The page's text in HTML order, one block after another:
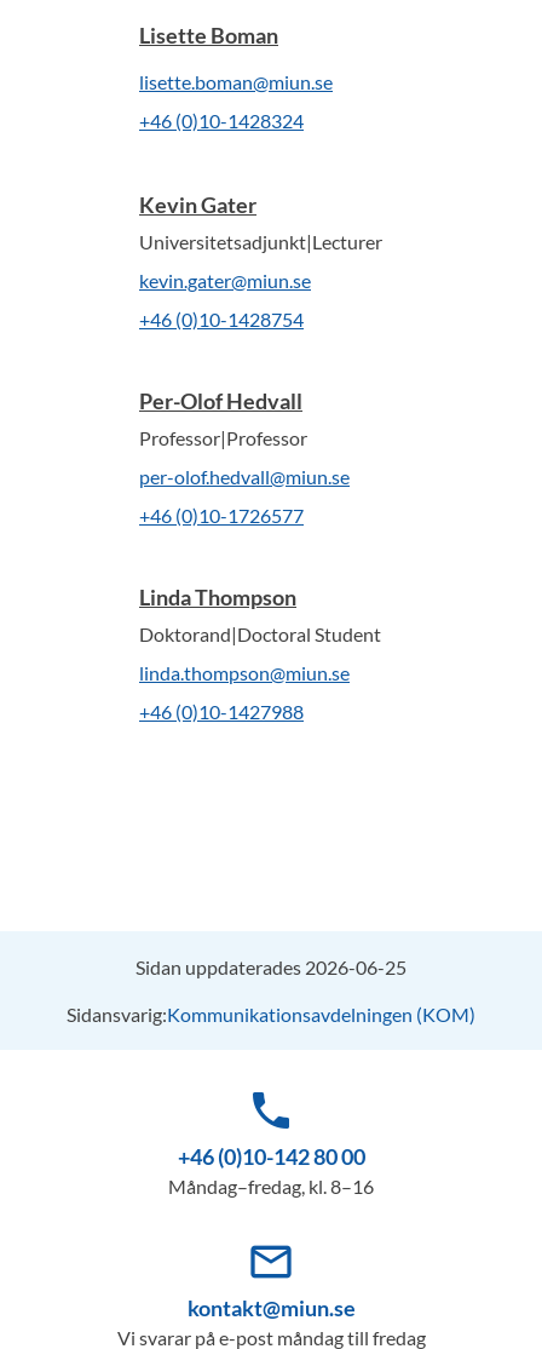
Lisette Boman
lisette.boman@miun.se
+46 (0)10-1428324
Kevin Gater
Universitetsadjunkt|Lecturer
kevin.gater@miun.se
+46 (0)10-1428754
Per-Olof Hedvall
Professor|Professor
per-olof.hedvall@miun.se
+46 (0)10-1726577
Linda Thompson
Doktorand|Doctoral Student
linda.thompson@miun.se
+46 (0)10-1427988
Sidan uppdaterades 2026-06-25
Sidansvarig:Kommunikationsavdelningen (KOM)
phone
+46 (0)10-142 80 00
Måndag–fredag, kl. 8–16
mail_outline
kontakt@miun.se
Vi svarar på e-post måndag till fredag